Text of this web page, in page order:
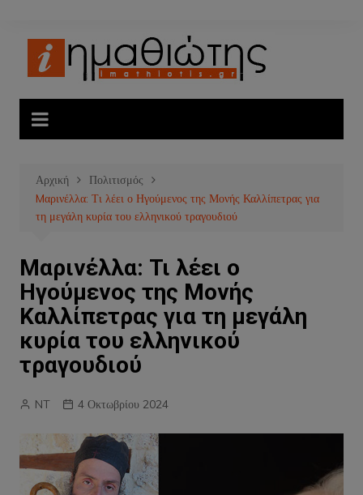
περιεχόμενο
Αρχική
Πολιτισμός
Mαρινέλλα: Τι λέει ο Ηγούμενος της Μονής Καλλίπετρας για
τη μεγάλη κυρία του ελληνικού τραγουδιού
Mαρινέλλα: Τι λέει ο
Ηγούμενος της Μονής
Καλλίπετρας για τη μεγάλη
κυρία του ελληνικού
τραγουδιού
NT 4 Οκτωβρίου 2024